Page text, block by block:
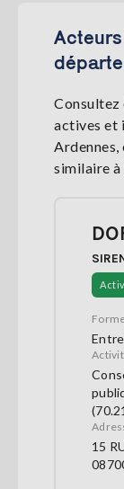
Consultez
actives et
similaire
15